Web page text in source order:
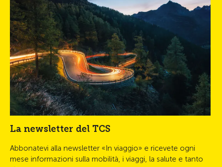
La newsletter del TCS
Abbonatevi alla newsletter «In viaggio» e ricevete ogni
mese informazioni sulla mobilità, i viaggi, la salute e tanto